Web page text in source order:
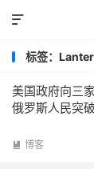

标签：
美国政府向三
俄罗斯人民突
 博客